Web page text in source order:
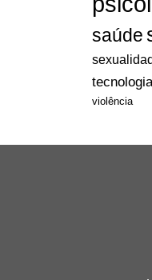
saúde
tecnologia
violência